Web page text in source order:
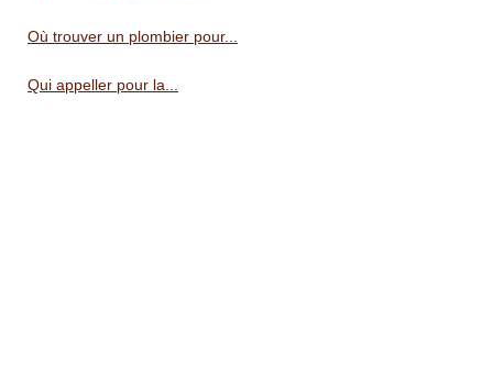
Où trouver un plombier pour...
Qui appeller pour la...